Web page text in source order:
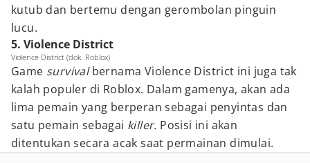
kutub dan bertemu dengan gerombolan pinguin
lucu.
5. Violence District
Violence District (dok. Roblox)
Game survivalbernama Violence District ini juga tak
kalah populer di Roblox. Dalam gamenya, akan ada
lima pemain yang berperan sebagai penyintas dan
satu pemain sebagai killer. Posisi ini akan
ditentukan secara acak saat permainan dimulai.